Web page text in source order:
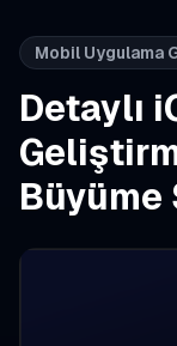
Mobil Uygulama
Detaylı